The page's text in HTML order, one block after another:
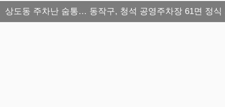
상도동 주차난 숨통… 동작구, 청석 공영주차장 61면 정식